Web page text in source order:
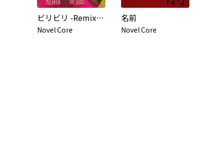
ビリビリ -Remix- feat. JESSE (RIZE / The BONEZ), JUBEE
Novel Core
名前
Novel Core